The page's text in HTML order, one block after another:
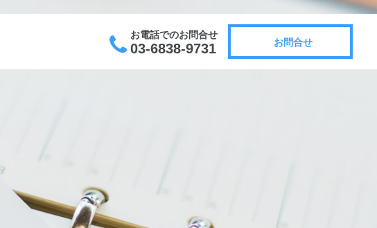
お問合せ
お電話でのお問合せ
03-6838-9731